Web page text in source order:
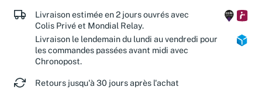
Livraison estimée en 2 jours ouvrés avec
Colis Privé et Mondial Relay.
Livraison le lendemain du lundi au vendredi pour
les commandes passées avant midi avec
Chronopost.
Retours jusqu'à 30 jours après l'achat